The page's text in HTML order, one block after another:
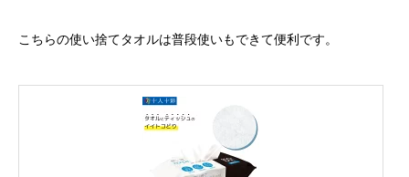
こちらの使い捨てタオルは普段使いもできて便利です。